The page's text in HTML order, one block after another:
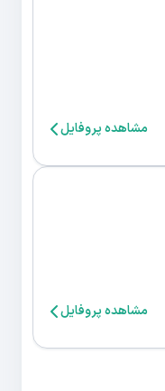
مشاهده پروفایل
مشاهده پروفایل